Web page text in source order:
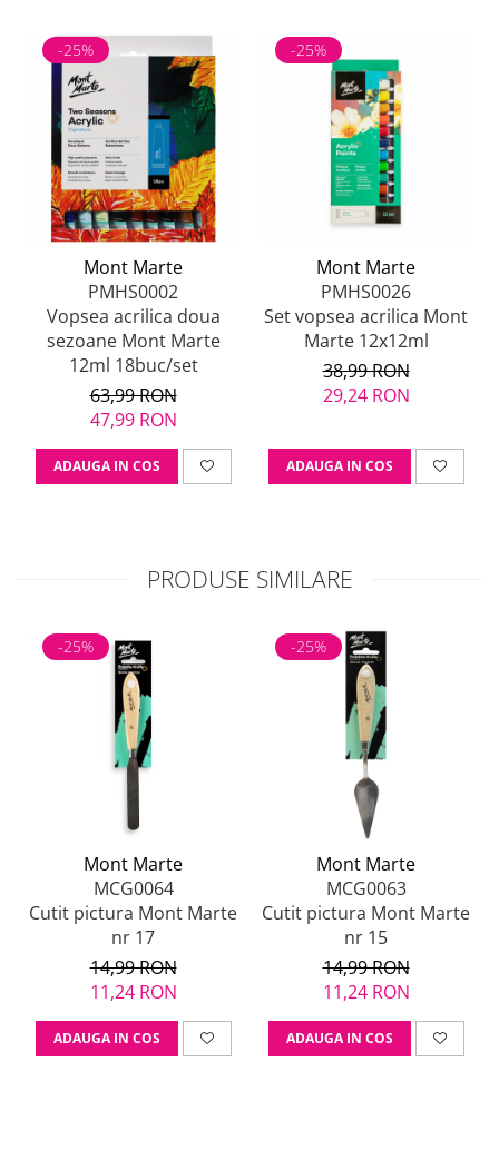
-25%
Mont Marte
PMHS0002
Vopsea acrilica doua
sezoane Mont Marte
12ml 18buc/set
63,99 RON
47,99 RON
ADAUGA IN COS
-25%
Mont Marte
PMHS0026
Set vopsea acrilica Mont
Marte 12x12ml
38,99 RON
29,24 RON
ADAUGA IN COS
PRODUSE SIMILARE
-25%
Mont Marte
MCG0064
Cutit pictura Mont Marte
nr 17
14,99 RON
11,24 RON
ADAUGA IN COS
-25%
Mont Marte
MCG0063
Cutit pictura Mont Marte
nr 15
14,99 RON
11,24 RON
ADAUGA IN COS